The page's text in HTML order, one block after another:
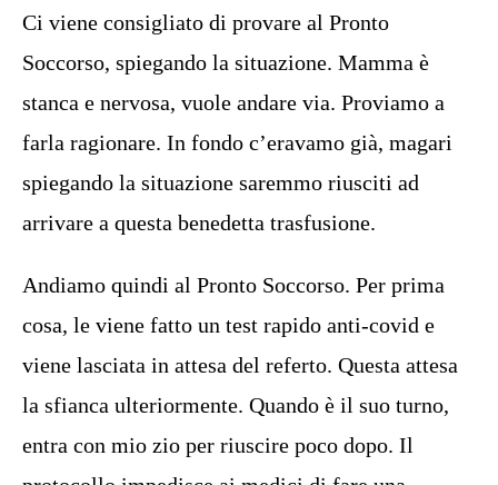
Ci viene consigliato di provare al Pronto
Soccorso, spiegando la situazione. Mamma è
stanca e nervosa, vuole andare via. Proviamo a
farla ragionare. In fondo c’eravamo già, magari
spiegando la situazione saremmo riusciti ad
arrivare a questa benedetta trasfusione.
Andiamo quindi al Pronto Soccorso. Per prima
cosa, le viene fatto un test rapido anti-covid e
viene lasciata in attesa del referto. Questa attesa
la sfianca ulteriormente. Quando è il suo turno,
entra con mio zio per riuscire poco dopo. Il